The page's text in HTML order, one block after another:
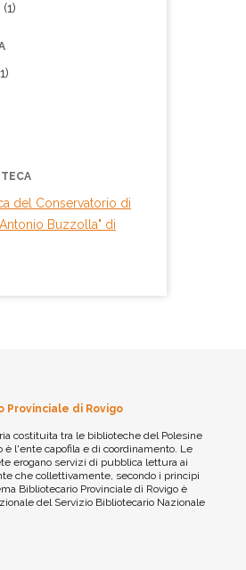
(1)
del Conservatorio di
Buzzolla" di
Provinciale di Rovigo
costituita tra le biblioteche del Polesine
è l'ente capofila e di coordinamento. Le
erogano servizi di pubblica lettura ai
che collettivamente, secondo i principi
Bibliotecario Provinciale di Rovigo è
del Servizio Bibliotecario Nazionale